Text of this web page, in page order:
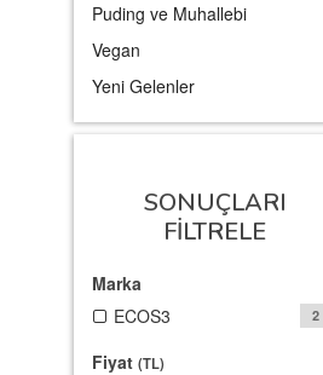
Puding ve Muhallebi
Vegan
Yeni Gelenler
SONUÇLARI
FILTRELE
Marka
ECOS3
2
Fiyat (TL)